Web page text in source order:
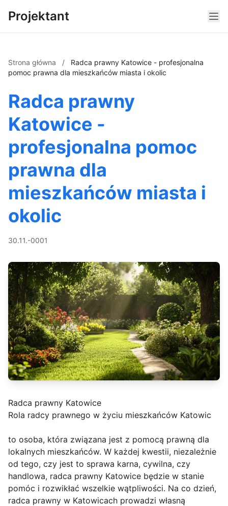
Projektant
Strona główna /
Radca prawny Katowice - profesjonalna
pomoc prawna dla mieszkańców miasta i okolic
Radca prawny
Katowice -
profesjonalna pomoc
prawna dla
mieszkańców miasta i
okolic
30.11.-0001
Radca prawny Katowice
Rola radcy prawnego w życiu mieszkańców Katowic
to osoba, która związana jest z pomocą prawną dla
lokalnych mieszkańców. W każdej kwestii, niezależnie
od tego, czy jest to sprawa karna, cywilna, czy
handlowa, radca prawny Katowice będzie w stanie
pomóc i rozwikłać wszelkie wątpliwości. Na co dzień,
radca prawny w Katowicach prowadzi własną